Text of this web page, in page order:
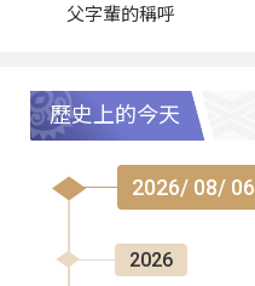
父字輩的稱呼
歷史上的今天
2026/ 08/ 06
2026